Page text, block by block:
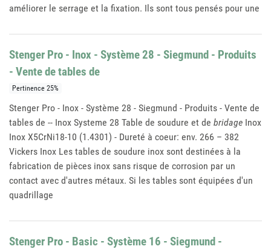
améliorer le serrage et la fixation. Ils sont tous pensés pour une
Stenger Pro - Inox - Système 28 - Siegmund - Produits
- Vente de tables de
Pertinence 25%
Stenger Pro - Inox - Système 28 - Siegmund - Produits - Vente de
tables de -- Inox Systeme 28 Table de soudure et de bridage Inox
Inox X5CrNi18-10 (1.4301) - Dureté à coeur: env. 266 – 382
Vickers Inox Les tables de soudure inox sont destinées à la
fabrication de pièces inox sans risque de corrosion par un
contact avec d'autres métaux. Si les tables sont équipées d'un
quadrillage
Stenger Pro - Basic - Système 16 - Siegmund -